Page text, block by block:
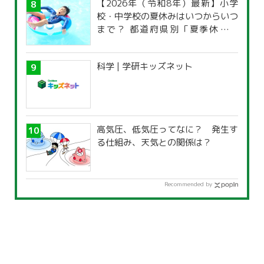
【2026年（令和8年）最新】小学
校・中学校の夏休みはいつからいつ
まで？ 都道府県別「夏季休暇一
科学 | 学研キッズネット
高気圧、低気圧ってなに？ 発生す
る仕組み、天気との関係は？
Recommended by